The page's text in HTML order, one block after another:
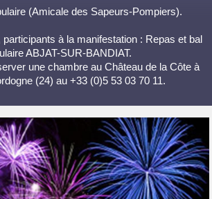
(Amicale des Sapeurs-Pompiers).
à la manifestation : Repas et bal
ABJAT-SUR-BANDIAT.
une chambre au Château de la Côte à
(24) au +33 (0)5 53 03 70 11.